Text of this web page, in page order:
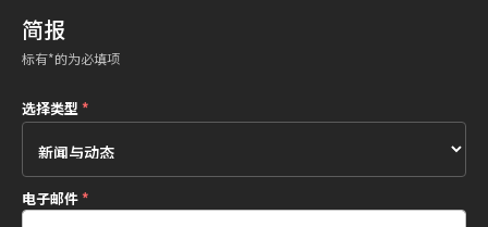
简报
标有*的为必填项
选择类型*
电子邮件*